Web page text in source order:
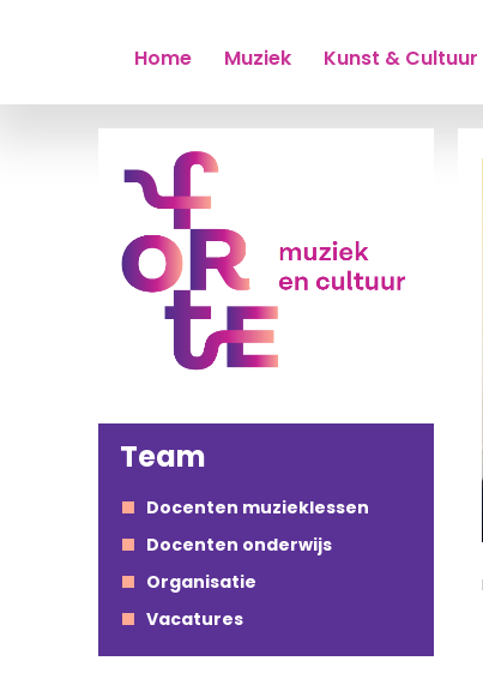
Home Muziek Kunst & Cultuur
Team
Docenten muzieklessen
Docenten onderwijs
Organisatie
Vacatures